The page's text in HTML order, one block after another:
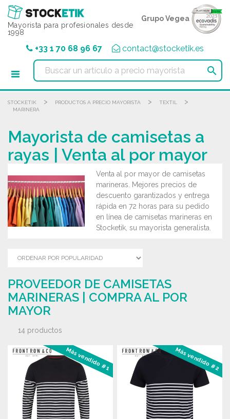
Mayorista para profesionales desde
1998
Grupo Vegea
+33 1 70 68 96 67 contact@stocketik.es

STOCKETIK > PRODUCTOS A PRECIO MAYORISTA > TEXTIL >
MARINERA
Mayorista de camisetas a
rayas | Venta al por mayor
Venta al por mayor de camisetas
marineras. Mejores precios de
descuento garantizados y entrega
rápida en 72 horas para su pedido
en línea de camisetas marineras en
Stocketik, su mayorista generalista.
PROVEEDOR DE CAMISETAS
MARINERAS | COMPRA AL POR
MAYOR
14 productos
Más vendido #1 Más vendido #2
Panel de gestión de cookies